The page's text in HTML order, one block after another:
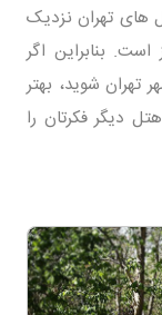
های تهران نزدیک
بنابراین اگر
تهران شوید، بهتر
دیگر فکرتان را